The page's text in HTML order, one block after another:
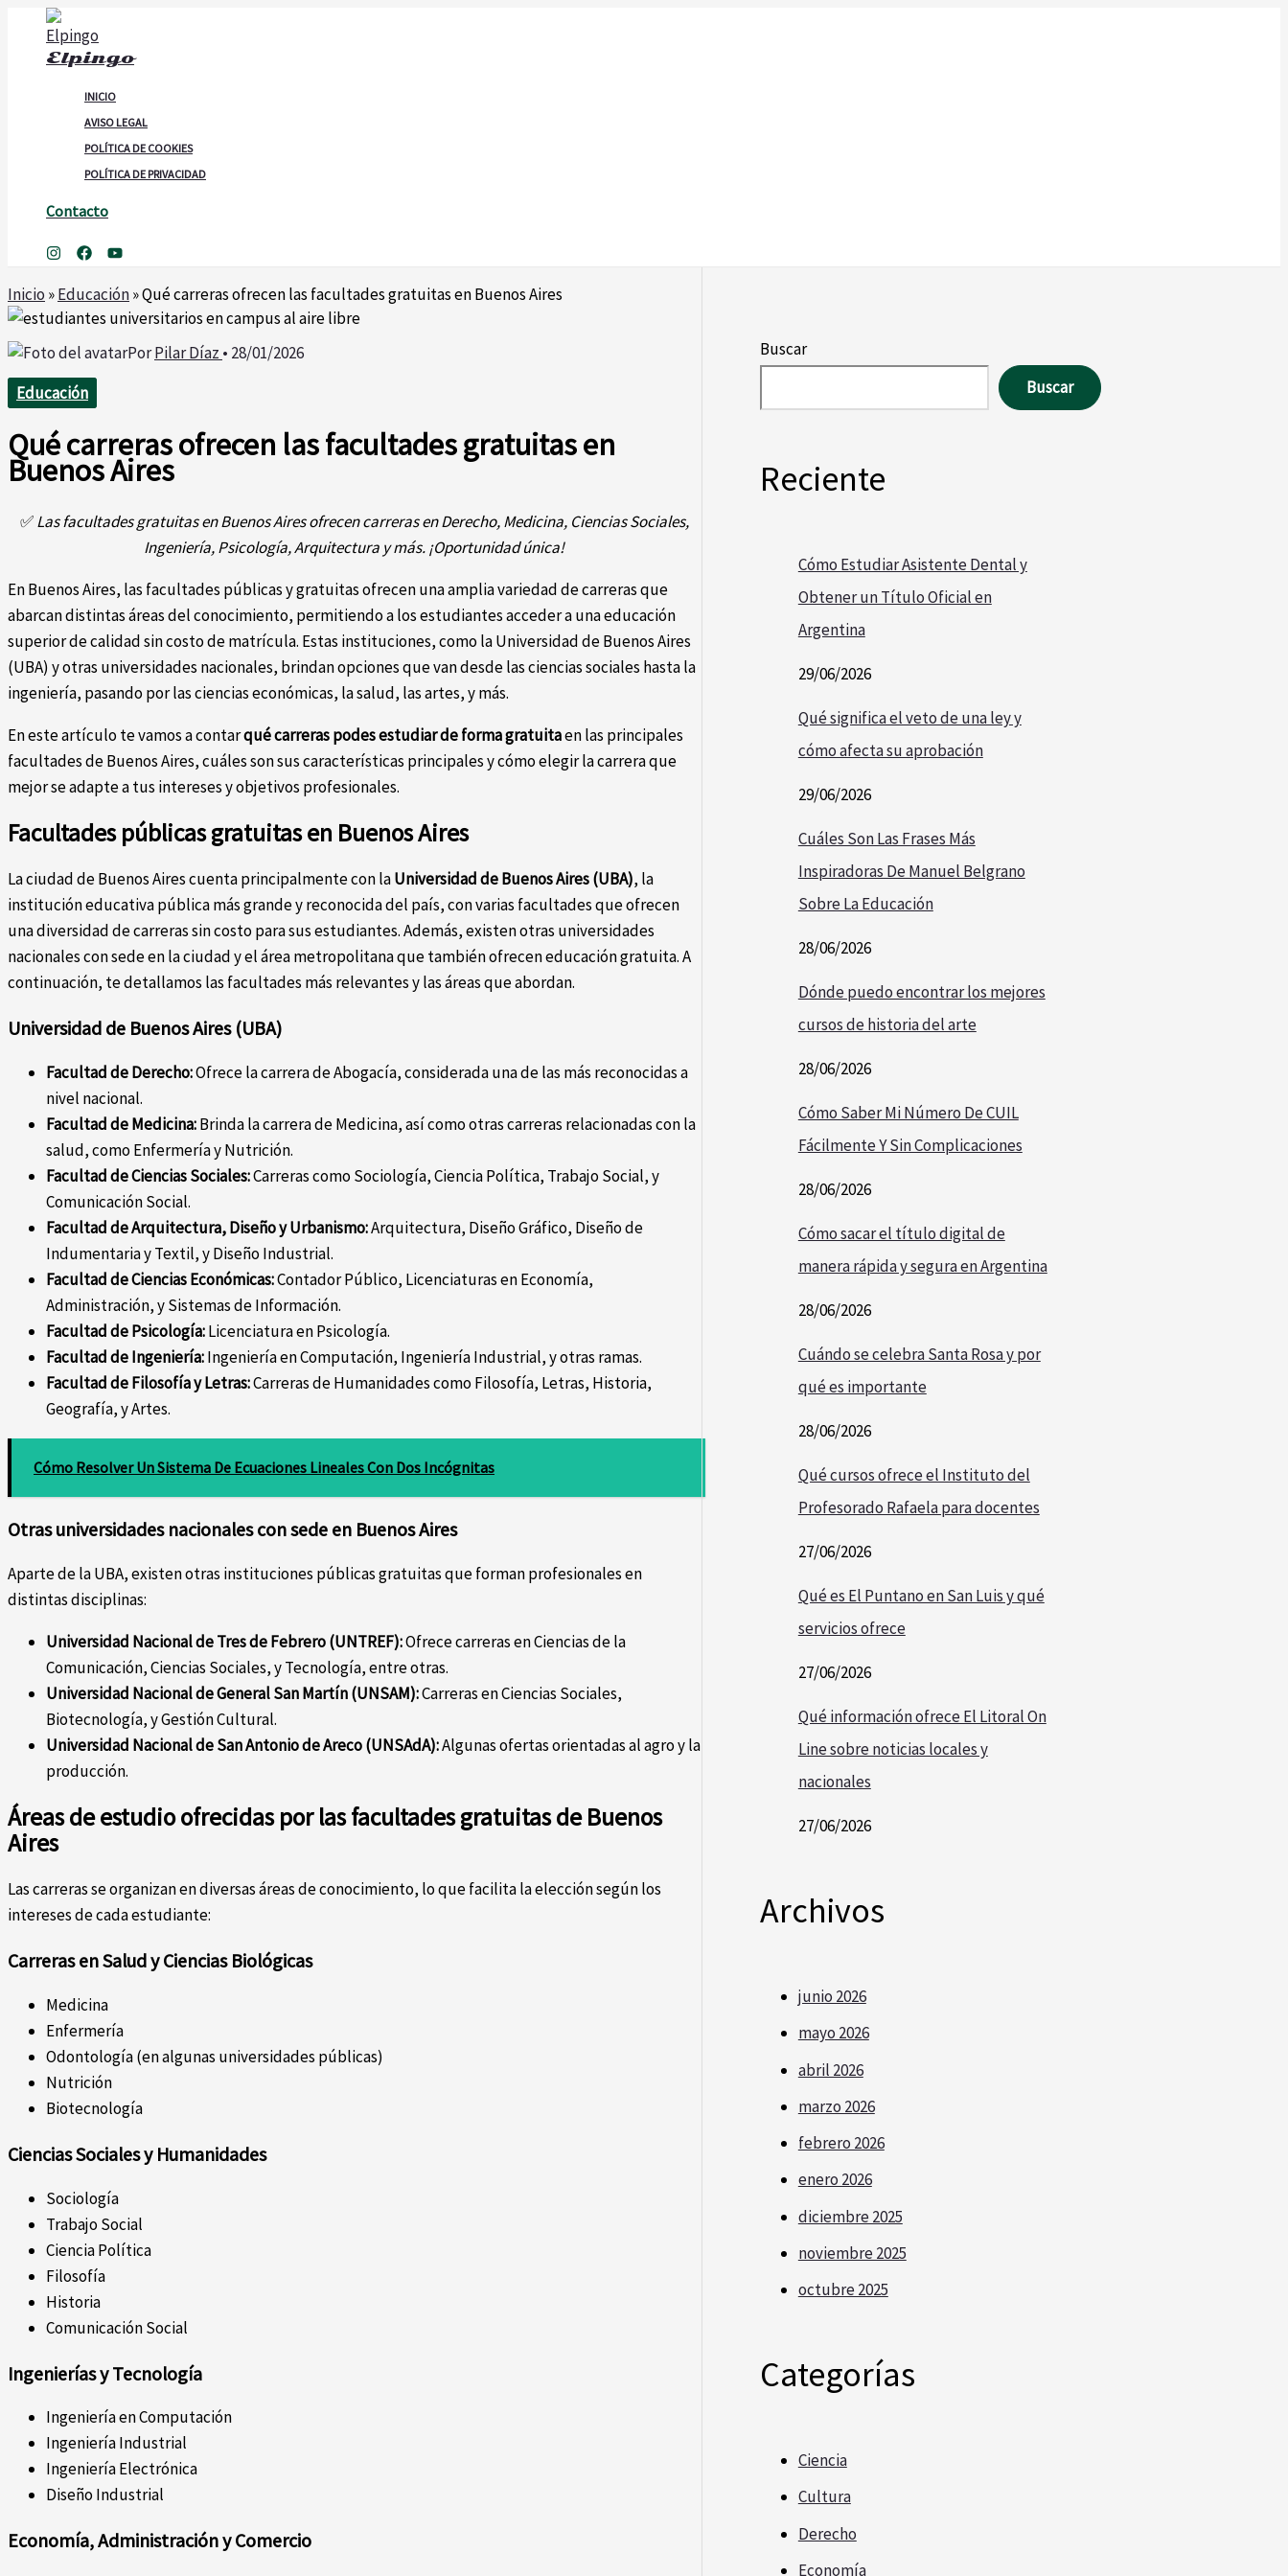
contenido
Elpingo
INICIO
AVISO LEGAL
POLÍTICA DE COOKIES
POLÍTICA DE PRIVACIDAD
Contacto
Inicio »Educación»Qué carreras ofrecen las facultades gratuitas en Buenos Aires
PorPilar Díaz • 28/01/2026
Educación
Qué carreras ofrecen las facultades gratuitas en
Buenos Aires
✅Las facultades gratuitas en Buenos Aires ofrecen carreras en Derecho, Medicina, Ciencias Sociales,
Ingeniería, Psicología, Arquitectura y más. ¡Oportunidad única!
En Buenos Aires, las facultades públicas y gratuitas ofrecen una amplia variedad de carreras que
abarcan distintas áreas del conocimiento, permitiendo a los estudiantes acceder a una educación
superior de calidad sin costo de matrícula. Estas instituciones, como la Universidad de Buenos Aires
(UBA) y otras universidades nacionales, brindan opciones que van desde las ciencias sociales hasta la
ingeniería, pasando por las ciencias económicas, la salud, las artes, y más.
En este artículo te vamos a contarqué carreras podes estudiar de forma gratuitaen las principales
facultades de Buenos Aires, cuáles son sus características principales y cómo elegir la carrera que
mejor se adapte a tus intereses y objetivos profesionales.
Facultades públicas gratuitas en Buenos Aires
La ciudad de Buenos Aires cuenta principalmente con laUniversidad de Buenos Aires (UBA), la
institución educativa pública más grande y reconocida del país, con varias facultades que ofrecen
una diversidad de carreras sin costo para sus estudiantes. Además, existen otras universidades
nacionales con sede en la ciudad y el área metropolitana que también ofrecen educación gratuita. A
continuación, te detallamos las facultades más relevantes y las áreas que abordan.
Universidad de Buenos Aires (UBA)
Facultad de Derecho:Ofrece la carrera de Abogacía, considerada una de las más reconocidas a
nivel nacional.
Facultad de Medicina:Brinda la carrera de Medicina, así como otras carreras relacionadas con la
salud, como Enfermería y Nutrición.
Facultad de Ciencias Sociales:Carreras como Sociología, Ciencia Política, Trabajo Social, y
Comunicación Social.
Facultad de Arquitectura, Diseño y Urbanismo:Arquitectura, Diseño Gráfico, Diseño de
Indumentaria y Textil, y Diseño Industrial.
Facultad de Ciencias Económicas:Contador Público, Licenciaturas en Economía,
Administración, y Sistemas de Información.
Facultad de Psicología:Licenciatura en Psicología.
Facultad de Ingeniería:Ingeniería en Computación, Ingeniería Industrial, y otras ramas.
Facultad de Filosofía y Letras:Carreras de Humanidades como Filosofía, Letras, Historia,
Geografía, y Artes.
Cómo Resolver Un Sistema De Ecuaciones Lineales Con Dos Incógnitas
Otras universidades nacionales con sede en Buenos Aires
Aparte de la UBA, existen otras instituciones públicas gratuitas que forman profesionales en
distintas disciplinas:
Universidad Nacional de Tres de Febrero (UNTREF):Ofrece carreras en Ciencias de la
Comunicación, Ciencias Sociales, y Tecnología, entre otras.
Universidad Nacional de General San Martín (UNSAM):Carreras en Ciencias Sociales,
Biotecnología, y Gestión Cultural.
Universidad Nacional de San Antonio de Areco (UNSAdA):Algunas ofertas orientadas al agro y la
producción.
Áreas de estudio ofrecidas por las facultades gratuitas de Buenos
Aires
Las carreras se organizan en diversas áreas de conocimiento, lo que facilita la elección según los
intereses de cada estudiante:
Carreras en Salud y Ciencias Biológicas
Medicina
Enfermería
Odontología (en algunas universidades públicas)
Nutrición
Biotecnología
Ciencias Sociales y Humanidades
Sociología
Trabajo Social
Ciencia Política
Filosofía
Historia
Comunicación Social
Ingenierías y Tecnología
Ingeniería en Computación
Ingeniería Industrial
Ingeniería Electrónica
Diseño Industrial
Economía, Administración y Comercio
Buscar
Buscar
Reciente
Cómo Estudiar Asistente Dental y
Obtener un Título Oficial en
Argentina
29/06/2026
Qué significa el veto de una ley y
cómo afecta su aprobación
29/06/2026
Cuáles Son Las Frases Más
Inspiradoras De Manuel Belgrano
Sobre La Educación
28/06/2026
Dónde puedo encontrar los mejores
cursos de historia del arte
28/06/2026
Cómo Saber Mi Número De CUIL
Fácilmente Y Sin Complicaciones
28/06/2026
Cómo sacar el título digital de
manera rápida y segura en Argentina
28/06/2026
Cuándo se celebra Santa Rosa y por
qué es importante
28/06/2026
Qué cursos ofrece el Instituto del
Profesorado Rafaela para docentes
27/06/2026
Qué es El Puntano en San Luis y qué
servicios ofrece
27/06/2026
Qué información ofrece El Litoral On
Line sobre noticias locales y
nacionales
27/06/2026
Archivos
junio 2026
mayo 2026
abril 2026
marzo 2026
febrero 2026
enero 2026
diciembre 2025
noviembre 2025
octubre 2025
Categorías
Ciencia
Cultura
Derecho
Economía